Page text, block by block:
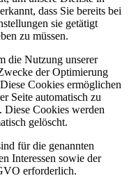
dass Sie bereits bei
sie getätigt
zu müssen.
die Nutzung unserer
der Optimierung
Cookies ermöglichen
Seite automatisch zu
Diese Cookies werden
gelöscht.
für die genannten
Interessen sowie der
erforderlich.